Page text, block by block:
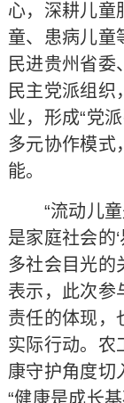
心，深耕儿童
童、患病儿童
民进贵州省委
民主党派组织
业，形成“党
多元协作模式
能。
“流动儿童
是家庭社会的
多社会目光的
表示，此次参
责任的体现，
实际行动。农
康守护角度切
“健康是成长基